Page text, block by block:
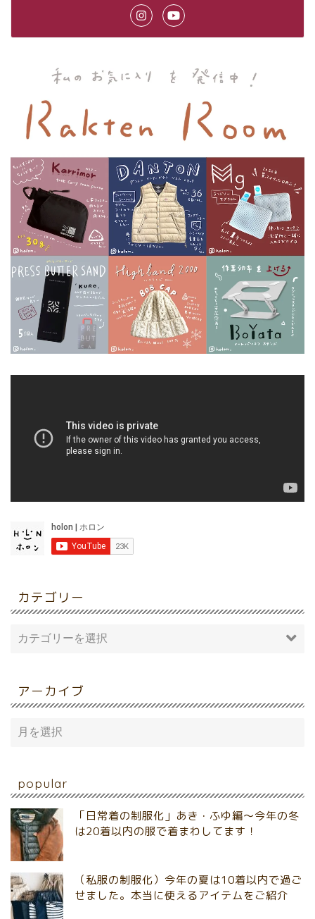
カテゴリー
アーカイブ
popular
「日常着の制服化」あき・ふゆ編～今年の冬
は20着以内の服で着まわしてます！
（私服の制服化）今年の夏は10着以内で過ご
せました。本当に使えるアイテムをご紹介